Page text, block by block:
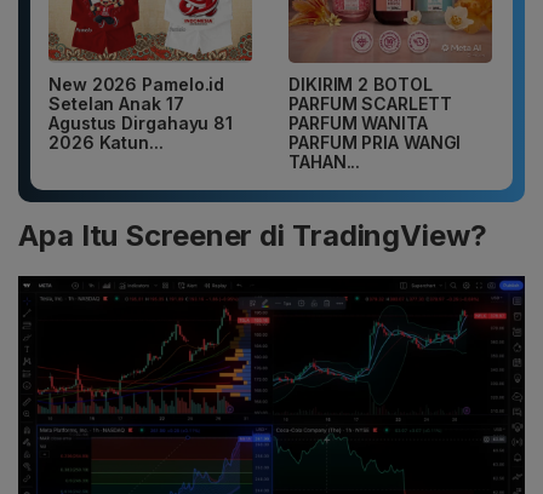
New 2026 Pamelo.id
Setelan Anak 17
Agustus Dirgahayu 81
2026 Katun...
DIKIRIM 2 BOTOL
PARFUM SCARLETT
PARFUM WANITA
PARFUM PRIA WANGI
TAHAN...
Apa Itu Screener di TradingView?